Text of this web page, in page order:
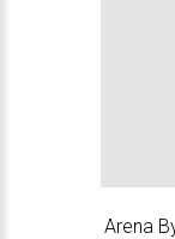
Arena